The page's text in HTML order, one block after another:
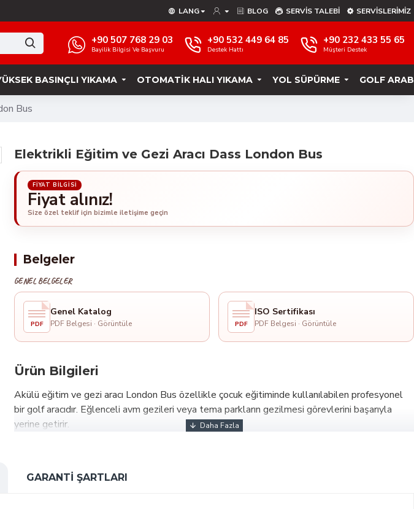
LANG BLOG SERVIS TALEBI SERVISLERIMIZ
+90 507 768 29 03
Bayilik Bilgisi Ve Başvuru
+90 532 449 64 85
Destek Hattı
+90 232 433 55 65
Müşteri Destek
BASINÇLI YIKAMA OTOMATIK HALI YIKAMA YOL SÜPÜRME GOLF
Bus
Fiyat alınız!
Elektrikli Eğitim ve Gezi Aracı Dass London Bus
Belgeler
GENEL BELGELER
PDF
Genel Katalog
PDF Belgesi · Görüntüle PDF
ISO Sertifikası
PDF Belgesi · Görüntüle
Ürün Bilgileri
Akülü eğitim ve gezi aracı London Bus özellikle çocuk eğitiminde kullanılabilen profesyonel
bir golf aracıdır. Eğlenceli avm gezileri veya tema parkların gezilmesi görevlerini başarıyla
yerine getirir.
GARANTI ŞARTLARI